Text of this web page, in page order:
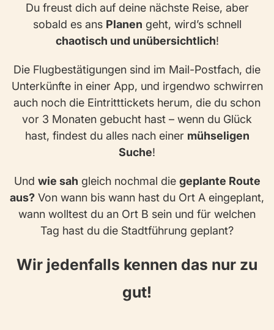
Du freust dich auf deine nächste Reise, aber
sobald es ans Planen geht, wird’s schnell
chaotisch und unübersichtlich!
Die Flugbestätigungen sind im Mail-Postfach, die
Unterkünfte in einer App, und irgendwo schwirren
auch noch die Eintritttickets herum, die du schon
vor 3 Monaten gebucht hast – wenn du Glück
hast, findest du alles nach einer mühseligen
Suche!
Und wie sah gleich nochmal die geplante Route
aus? Von wann bis wann hast du Ort A eingeplant,
wann wolltest du an Ort B sein und für welchen
Tag hast du die Stadtführung geplant?
Wir jedenfalls kennen das nur zu
gut!